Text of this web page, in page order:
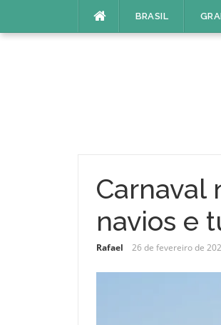
BRASIL
Carnaval
navios e
Rafael 26 de fevereiro de